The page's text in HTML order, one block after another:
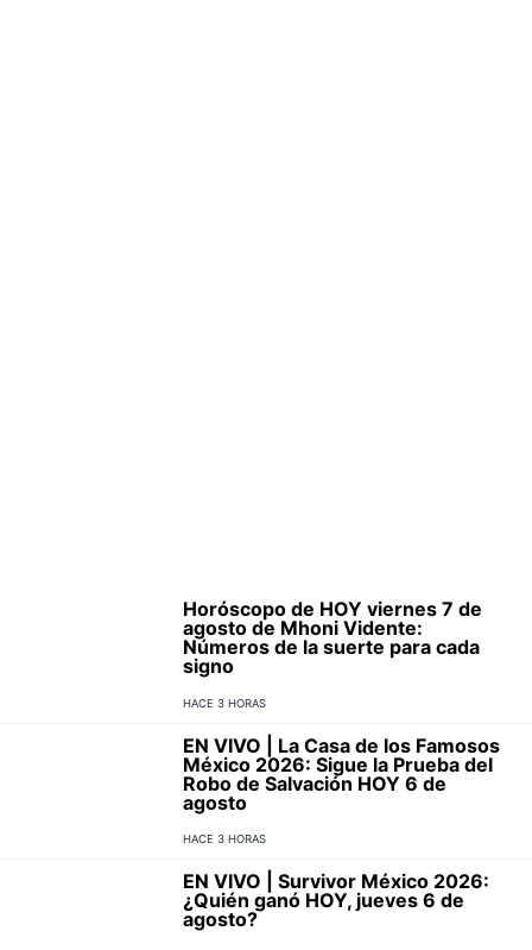
Horóscopo de HOY viernes 7 de
agosto de Mhoni Vidente:
Números de la suerte para cada
signo
HACE 3 HORAS
EN VIVO | La Casa de los Famosos
México 2026: Sigue la Prueba del
Robo de Salvación HOY 6 de
agosto
HACE 3 HORAS
EN VIVO | Survivor México 2026:
¿Quién ganó HOY, jueves 6 de
agosto?